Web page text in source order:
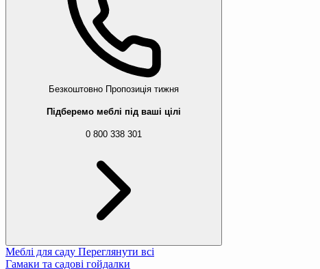
Безкоштовно Пропозиція тижня
Підберемо меблі під ваші цілі
0 800 338 301
Меблі для саду Переглянути всі
Гамаки та садові гойдалки